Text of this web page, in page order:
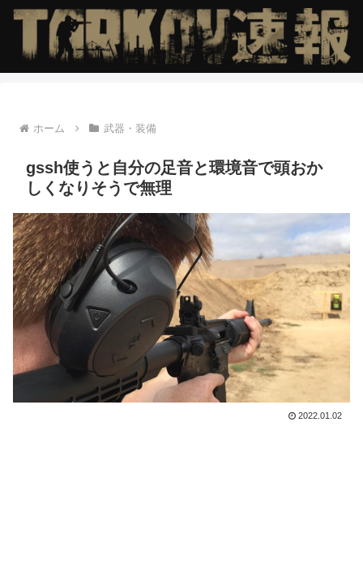
ホーム 武器・装備
gssh使うと自分の足音と環境音で頭おか
しくなりそうで無理
2022.01.02